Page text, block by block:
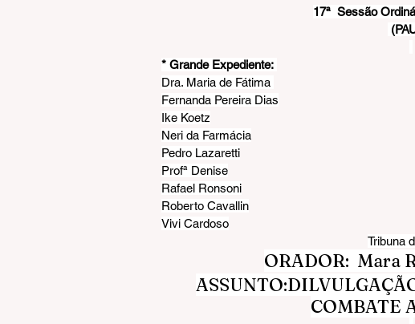
17ª  Sessão
* Grande Expediente:
Dra. Maria de Fátima
Fernanda Pereira Dias
Ike Koetz
Neri da Farmácia
Pedro Lazaretti
Profª Denise
Rafael Ronsoni
Roberto Cavallin
Vivi Cardoso
Tribuna
ORADOR:  Mara
COMBATE